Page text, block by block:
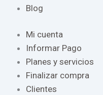
Blog
Mi cuenta
Informar Pago
Planes y servicios
Finalizar compra
Clientes